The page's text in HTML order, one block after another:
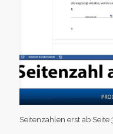
Seitenzahlen erst ab